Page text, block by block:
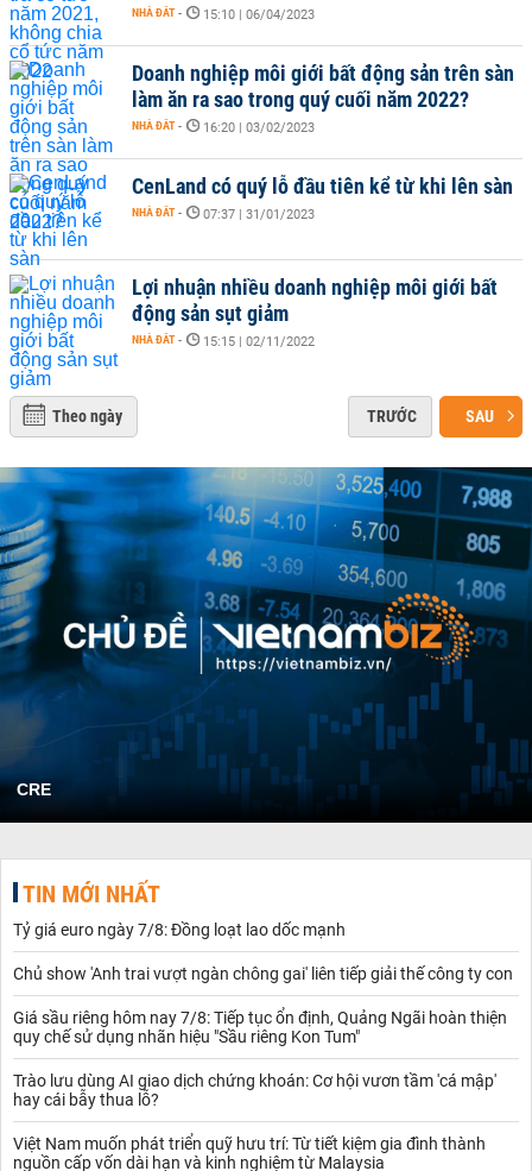
NHÀ ĐẤT - 15:10 | 06/04/2023
Doanh nghiệp môi giới bất động sản trên sàn
làm ăn ra sao trong quý cuối năm 2022?
NHÀ ĐẤT - 16:20 | 03/02/2023
CenLand có quý lỗ đầu tiên kể từ khi lên sàn
NHÀ ĐẤT - 07:37 | 31/01/2023
Lợi nhuận nhiều doanh nghiệp môi giới bất
động sản sụt giảm
NHÀ ĐẤT - 15:15 | 02/11/2022
Theo ngày TRƯỚC SAU
CRE
TIN MỚI NHẤT
Tỷ giá euro ngày 7/8: Đồng loạt lao dốc mạnh
Chủ show 'Anh trai vượt ngàn chông gai' liên tiếp giải thế công ty con
Giá sầu riêng hôm nay 7/8: Tiếp tục ổn định, Quảng Ngãi hoàn thiện
quy chế sử dụng nhãn hiệu "Sầu riêng Kon Tum"
Trào lưu dùng AI giao dịch chứng khoán: Cơ hội vươn tầm 'cá mập'
hay cái bẫy thua lỗ?
Việt Nam muốn phát triển quỹ hưu trí: Từ tiết kiệm gia đình thành
nguồn cấp vốn dài hạn và kinh nghiệm từ Malaysia